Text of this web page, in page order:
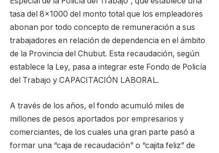
tasa del 8×1000 del monto total que los empleadores
abonan por todo concepto de remuneración a sus
trabajadores en relación de dependencia en el ámbito
de la Provincia del Chubut. Esta recaudación, según
establece la Ley, pasa a integrar este Fondo de Policía
del Trabajo y CAPACITACIÓN LABORAL.
A través de los años, el fondo acumuló miles de
millones de pesos aportados por empresarios y
comerciantes, de los cuales una gran parte pasó a
formar una “caja de recaudación” o “cajita feliz” de